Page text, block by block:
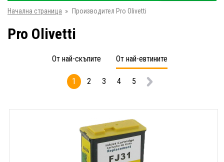
Начална страница » Производител Pro Olivetti
Pro Olivetti
От най-скъпите От най-евтините
1 2 3 4 5